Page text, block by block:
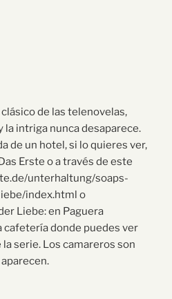
de las telenovelas,
la intriga nunca desaparece.
de un hotel, si lo quieres ver,
Erste o a través de este
unterhaltung/soaps-
index.html o
Liebe: en Paguera
cafetería donde puedes ver
serie. Los camareros son